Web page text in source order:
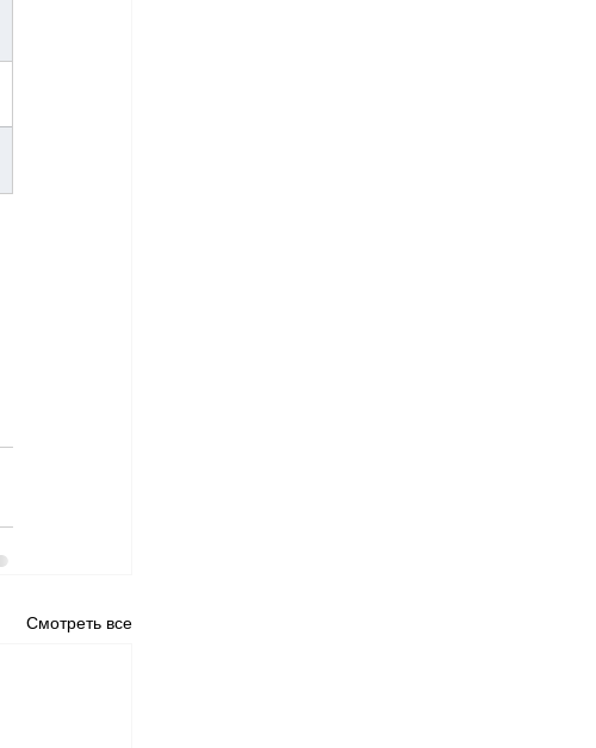
Смотреть все